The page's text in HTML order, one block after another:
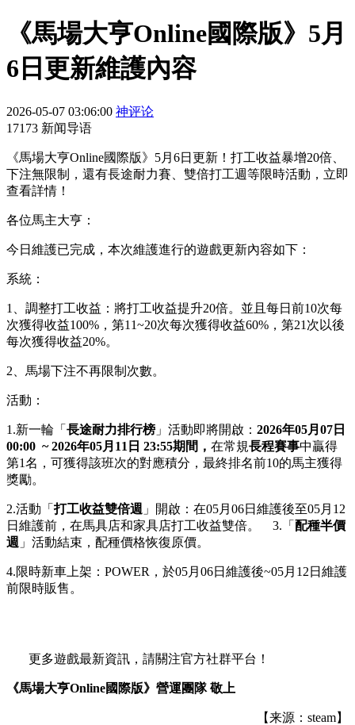
《馬場大亨Online國際版》5月
6日更新維護內容
2026-05-07 03:06:00 神评论
17173 新闻导语
《馬場大亨Online國際版》5月6日更新！打工收益暴增20倍、
下注無限制，還有長途耐力賽、雙倍打工週等限時活動，立即
查看詳情！
各位馬主大亨：
今日維護已完成，本次維護進行的遊戲更新內容如下：
系統：
1、調整打工收益：將打工收益提升20倍。並且每日前10次每
次獲得收益100%，第11~20次每次獲得收益60%，第21次以後
每次獲得收益20%。
2、馬場下注不再限制次數。
活動：
1.新一輪「 長途耐力排行榜 」活動即將開啟： 2026年05月07日
00:00 ~ 2026年05月11日 23:55期間， 在常規長程賽事中贏得
第1名，可獲得該班次的對應積分，最終排名前10的馬主獲得
獎勵。
2.活動「打工收益雙倍週 」開啟：在05月06日維護後至05月12
日維護前，在馬具店和家具店打工收益雙倍。 3.「 配種半價
週 」活動結束，配種價格恢復原價。
4.限時新車上架：POWER，於05月06日維護後~05月12日維護
前限時販售。
更多遊戲最新資訊，請關注官方社群平台！
《馬場大亨Online國際版》營運團隊 敬上
【来源：steam】